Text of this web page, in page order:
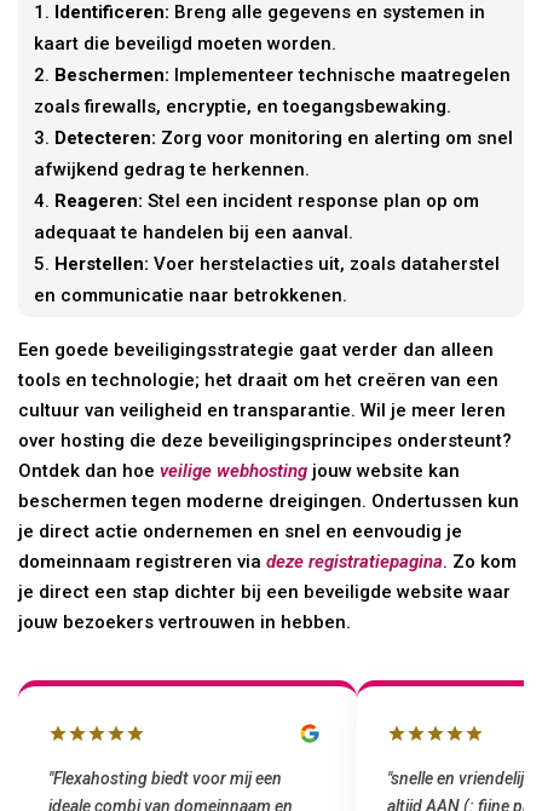
Identificeren: Breng alle gegevens en systemen in
kaart die beveiligd moeten worden.
Beschermen: Implementeer technische maatregelen
zoals firewalls, encryptie, en toegangsbewaking.
Detecteren: Zorg voor monitoring en alerting om snel
afwijkend gedrag te herkennen.
Reageren: Stel een incident response plan op om
adequaat te handelen bij een aanval.
Herstellen: Voer herstelacties uit, zoals dataherstel
en communicatie naar betrokkenen.
Een goede beveiligingsstrategie gaat verder dan alleen
tools en technologie; het draait om het creëren van een
cultuur van veiligheid en transparantie. Wil je meer leren
over hosting die deze beveiligingsprincipes ondersteunt?
Ontdek dan hoeveilige webhosting jouw website kan
beschermen tegen moderne dreigingen. Ondertussen kun
je direct actie ondernemen en snel en eenvoudig je
domeinnaam registreren viadeze registratiepagina. Zo kom
je direct een stap dichter bij een beveiligde website waar
jouw bezoekers vertrouwen in hebben.
"snelle en vriendelijke service. staat
altijd AAN (: fijne prijzen vergeleken
"Top service. Ik had
het installeren van